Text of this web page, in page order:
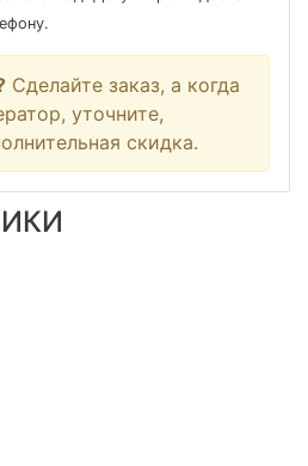
Сделайте заказ, а когда
уточните,
скидка.